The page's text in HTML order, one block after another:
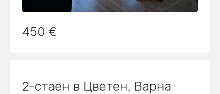
450 €
2-стаен в Цветен, Варна